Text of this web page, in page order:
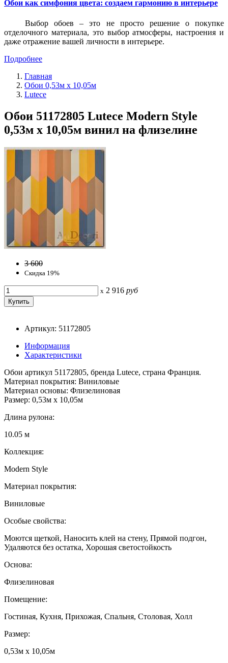
Обои как симфония цвета: создаем гармонию в интерьере
Выбор обоев – это не просто решение о покупке
отделочного материала, это выбор атмосферы, настроения и
даже отражение вашей личности в интерьере.
Подробнее
Главная
Обои 0,53м x 10,05м
Lutece
Обои 51172805 Lutece Modern Style
0,53м x 10,05м винил на флизелине
3 600
Скидка 19%
x 2 916 руб
Артикул: 51172805
Информация
Характеристики
Обои артикул 51172805, бренда Lutece, страна Франция.
Материал покрытия: Виниловые
Материал основы: Флизелиновая
Размер: 0,53м x 10,05м
Длина рулона:
10.05 м
Коллекция:
Modern Style
Материал покрытия:
Виниловые
Особые свойства:
Моются щеткой, Наносить клей на стену, Прямой подгон,
Удаляются без остатка, Хорошая светостойкость
Основа:
Флизелиновая
Помещение:
Гостиная, Кухня, Прихожая, Спальня, Столовая, Холл
Размер:
0,53м x 10,05м